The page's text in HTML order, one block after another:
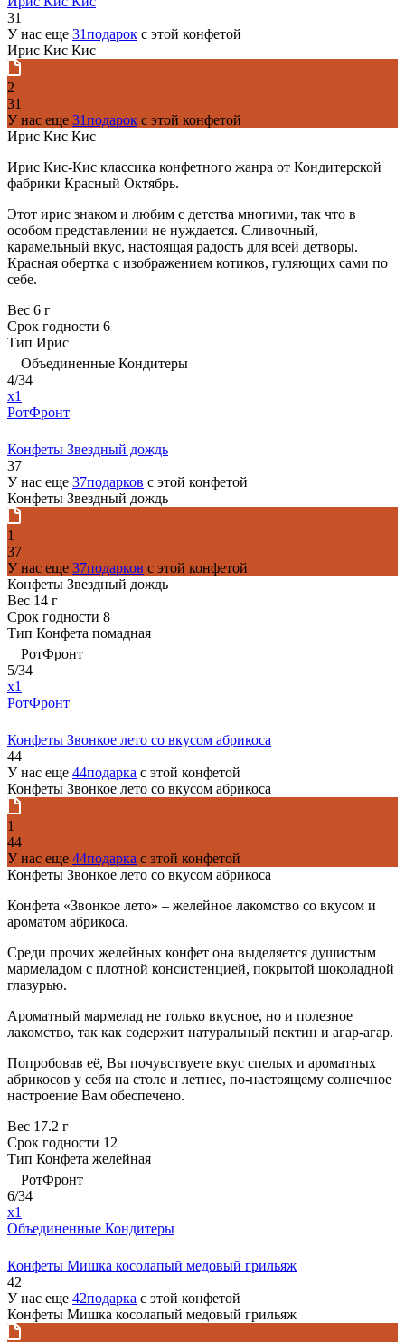
31
У нас еще 31подарок с этой конфетой
Ирис Кис Кис
2
31
У нас еще 31подарок с этой конфетой
Ирис Кис Кис
Ирис Кис-Кис классика конфетного жанра от Кондитерской
фабрики Красный Октябрь.
Этот ирис знаком и любим с детства многими, так что в
особом представлении не нуждается. Сливочный,
карамельный вкус, настоящая радость для всей детворы.
Красная обертка с изображением котиков, гуляющих сами по
себе.
Вес 6 г
Срок годности 6
Тип Ирис
Объединенные Кондитеры
4/34
x1
РотФронт
Конфеты Звездный дождь
37
У нас еще 37подарков с этой конфетой
Конфеты Звездный дождь
1
37
У нас еще 37подарков с этой конфетой
Конфеты Звездный дождь
Вес 14 г
Срок годности 8
Тип Конфета помадная
РотФронт
5/34
x1
РотФронт
Конфеты Звонкое лето со вкусом абрикоса
44
У нас еще 44подарка с этой конфетой
Конфеты Звонкое лето со вкусом абрикоса
1
44
У нас еще 44подарка с этой конфетой
Конфеты Звонкое лето со вкусом абрикоса
Конфета «Звонкое лето» – желейное лакомство со вкусом и
ароматом абрикоса.
Среди прочих желейных конфет она выделяется душистым
мармеладом с плотной консистенцией, покрытой шоколадной
глазурью.
Ароматный мармелад не только вкусное, но и полезное
лакомство, так как содержит натуральный пектин и агар-агар.
Попробовав её, Вы почувствуете вкус спелых и ароматных
абрикосов у себя на столе и летнее, по-настоящему солнечное
настроение Вам обеспечено.
Вес 17.2 г
Срок годности 12
Тип Конфета желейная
РотФронт
6/34
x1
Объединенные Кондитеры
Конфеты Мишка косолапый медовый грильяж
42
У нас еще 42подарка с этой конфетой
Конфеты Мишка косолапый медовый грильяж